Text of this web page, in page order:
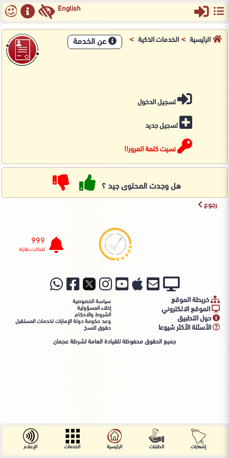
English
الرئيسية > الخدمات الذكية > عن الخدمة
تسجيل الدخول
تسجيل جديد
نسيت كلمة المرور!!
هل وجدت المحتوى جيد ؟
رجوع
إشعارات الطلبات الرئيسية الخدمات الإعلام
999
للحالات طارئة
خريطة الموقع
الموقع الالكتروني
حول التطبيق
الأسئلة الأكثر شيوعا
سياسة الخصوصية
إخلاء المسؤولية
الشروط والاحكام
وعد حكومة دولة الإمارات لخدمات المستقبل
حقوق النسخ
جميع الحقوق محفوظة للقيادة العامة لشرطة عجمان